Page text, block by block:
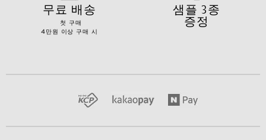
무료 배송
첫 구매
4만원 이상 구매 시
샘플 3종
증정